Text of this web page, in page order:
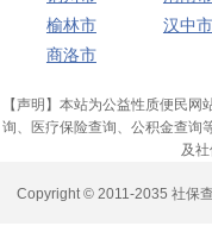
榆林市
汉中市
商洛市
【声明】本站为公益性质便民
询、医疗保险查询、公积金查询
及
Copyright © 2011-2035社保